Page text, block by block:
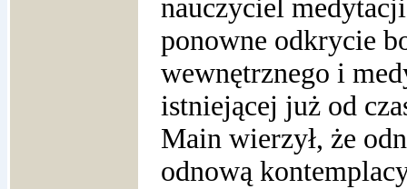
nauczyciel
ponowne odkrycie
wewnętrznego i
istniejącej już od
Main wierzył, że
odnową